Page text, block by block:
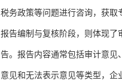
税务政策等问题进行咨询，获取
报告编制与复核阶段，则体现了
告。报告内容通常包括审计意见
意见和无法表示意见等类型，